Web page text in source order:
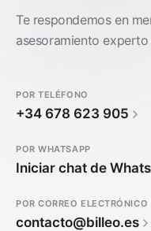
Te respondemos en
asesoramiento
POR TELÉFONO
+34 678 623 905
POR WHATSAPP
Iniciar chat de
POR CORREO ELECTRÓNICO
contacto@billeo.es